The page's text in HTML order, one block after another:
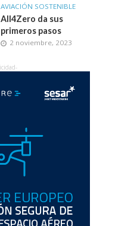
AVIACIÓN SOSTENIBLE
All4Zero da sus
primeros pasos
2 noviembre, 2023